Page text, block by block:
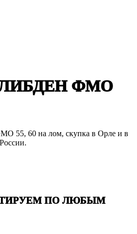
ФМО
55, 60 на лом, скупка в Орле и в
ПО ЛЮБЫМ